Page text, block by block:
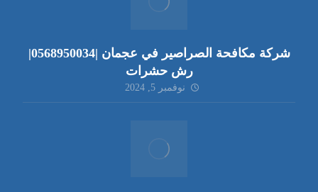
شركة مكافحة الصراصير في عجمان |0568950034|
رش حشرات
نوفمبر 5, 2024